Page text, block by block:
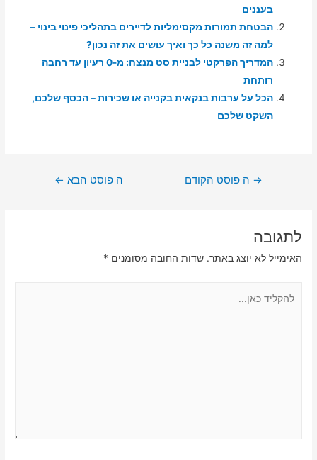
בעננים
הבטחת תמורות מקסימליות לדיירים בתהליכי פינוי בינוי –
למה זה משנה כל כך ואיך עושים את זה נכון?
המדריך הפרקטי לבניית סט מנצח: מ-0 רעיון עד רחבה
רותחת
הכל על ערבות בנקאית בקנייה או שכירות – הכסף שלכם,
השקט שלכם
ניווט
→ ה פוסט הקודם ה פוסט הבא ←
לתגובה
האימייל לא יוצג באתר. שדות החובה מסומנים *